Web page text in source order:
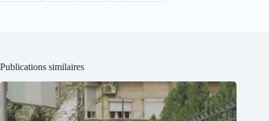
Publications similaires